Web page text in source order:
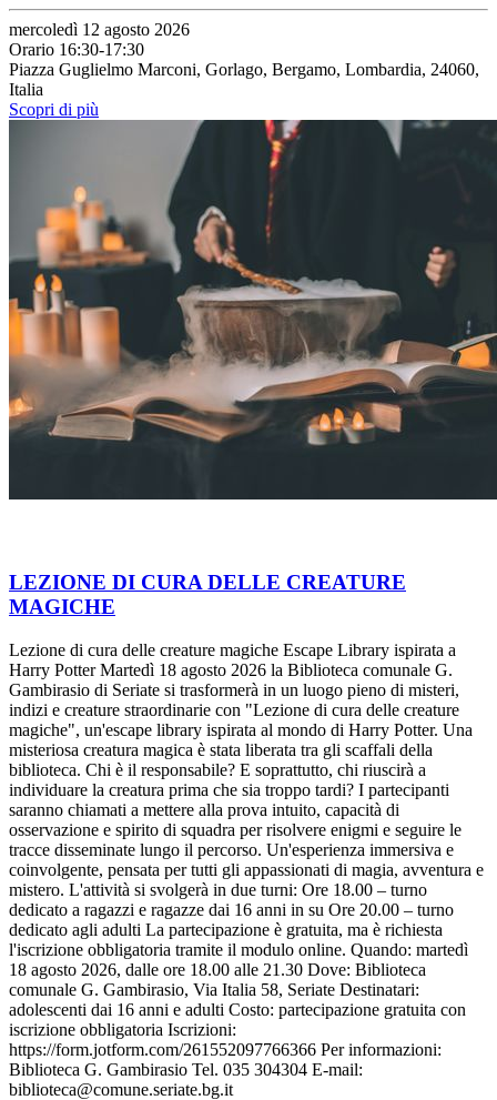
mercoledì 12 agosto 2026
Orario 16:30-17:30
Piazza Guglielmo Marconi, Gorlago, Bergamo, Lombardia, 24060,
Italia
Scopri di più
LEZIONE DI CURA DELLE CREATURE
MAGICHE
Lezione di cura delle creature magiche Escape Library ispirata a
Harry Potter Martedì 18 agosto 2026 la Biblioteca comunale G.
Gambirasio di Seriate si trasformerà in un luogo pieno di misteri,
indizi e creature straordinarie con "Lezione di cura delle creature
magiche", un'escape library ispirata al mondo di Harry Potter. Una
misteriosa creatura magica è stata liberata tra gli scaffali della
biblioteca. Chi è il responsabile? E soprattutto, chi riuscirà a
individuare la creatura prima che sia troppo tardi? I partecipanti
saranno chiamati a mettere alla prova intuito, capacità di
osservazione e spirito di squadra per risolvere enigmi e seguire le
tracce disseminate lungo il percorso. Un'esperienza immersiva e
coinvolgente, pensata per tutti gli appassionati di magia, avventura e
mistero. L'attività si svolgerà in due turni: Ore 18.00 – turno
dedicato a ragazzi e ragazze dai 16 anni in su Ore 20.00 – turno
dedicato agli adulti La partecipazione è gratuita, ma è richiesta
l'iscrizione obbligatoria tramite il modulo online. Quando: martedì
18 agosto 2026, dalle ore 18.00 alle 21.30 Dove: Biblioteca
comunale G. Gambirasio, Via Italia 58, Seriate Destinatari:
adolescenti dai 16 anni e adulti Costo: partecipazione gratuita con
iscrizione obbligatoria Iscrizioni:
https://form.jotform.com/261552097766366 Per informazioni:
Biblioteca G. Gambirasio Tel. 035 304304 E-mail:
biblioteca@comune.seriate.bg.it